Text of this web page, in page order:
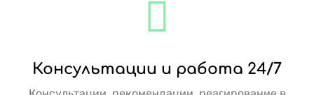
Консультации и работа 24/7